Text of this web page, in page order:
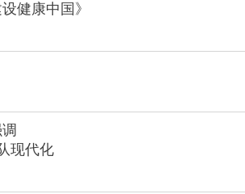
健康中国》
现代化